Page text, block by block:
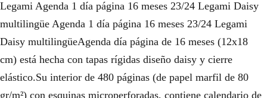
Legami Agenda 1 día página 16 meses 23/24 Legami Daisy
multilingüe Agenda 1 día página 16 meses 23/24 Legami
Daisy multilingüeAgenda día página de 16 meses (12x18
cm) está hecha con tapas rígidas diseño daisy y cierre
elástico.Su interior de 480 páginas (de papel marfil de 80
gr/m²) con esquinas microperforadas, contiene calendario de